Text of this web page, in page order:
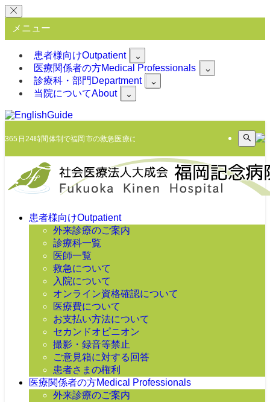
メニュー
患者様向けOutpatient
医療関係者の方Medical Professionals
診療科・部門 Department
当院についてAbout
365日24時間体制で福岡市の救急医療に臨みます
患者様向けOutpatient
外来診療のご案内
診療科一覧
医師一覧
救急について
入院について
オンライン資格確認について
医療費について
お支払い方法について
セカンドオピニオン
撮影・録音等禁止
ご意見箱に対する回答
患者さまの権利
医療関係者の方Medical Professionals
外来診療のご案内